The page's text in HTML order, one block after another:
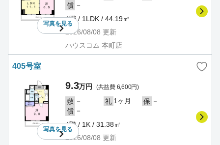
写真を見る
償 －
4階 / 1LDK / 44.19㎡
2026/08/08 更新
ハウスコム 本町店
405号室
写真を見る
9.3万円 (共益費 6,600円)
敷 － 礼 1ヶ月 保 －
償 －
4階 / 1K / 31.38㎡
2026/08/08 更新